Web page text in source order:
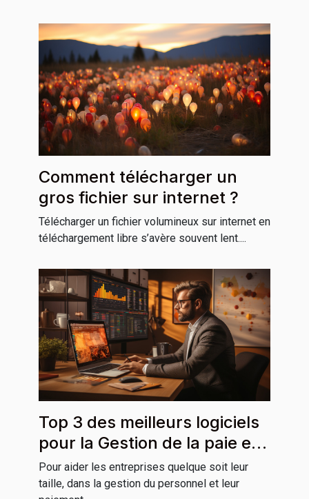
Comment télécharger un
gros fichier sur internet ?
Télécharger un fichier volumineux sur internet en
téléchargement libre s’avère souvent lent....
Top 3 des meilleurs logiciels
pour la Gestion de la paie et
RH
Pour aider les entreprises quelque soit leur
taille, dans la gestion du personnel et leur